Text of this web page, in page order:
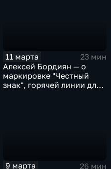
11 марта
23 мин
Алексей Бордиян — о
маркировке "Честный
знак", горячей линии для
9 марта 26 мин